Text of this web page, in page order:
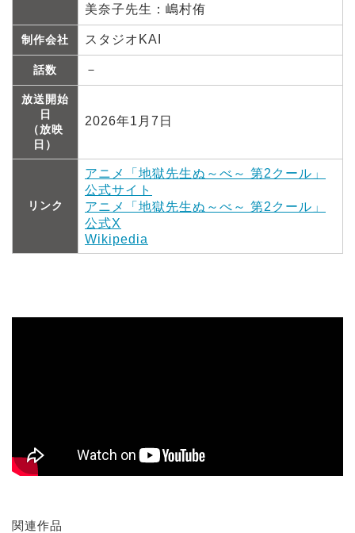
美奈子先生：嶋村侑
制作会社 スタジオKAI
話数 －
放送開始
日
（放映
日）
2026年1月7日
リンク
アニメ「地獄先生ぬ～べ～ 第2クール」
公式サイト
アニメ「地獄先生ぬ～べ～ 第2クール」
公式X
Wikipedia
関連作品